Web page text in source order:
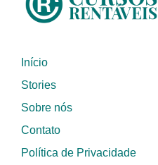
Início
Stories
Sobre nós
Contato
Política de Privacidade